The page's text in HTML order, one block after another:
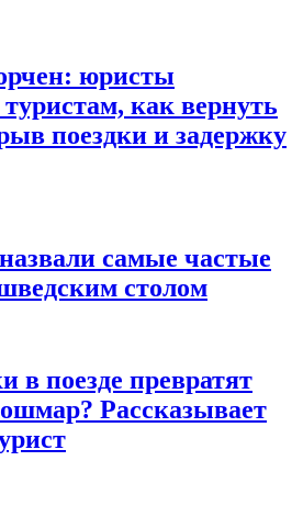
юристы
как вернуть
поездки и задержку
самые частые
столом
в поезде превратят
Рассказывает